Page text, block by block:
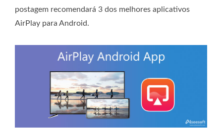
postagem recomendará 3 dos melhores aplicativos
AirPlay para Android.